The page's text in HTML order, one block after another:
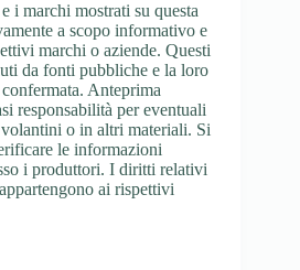
i marchi mostrati su questa
a scopo informativo e
marchi o aziende. Questi
da fonti pubbliche e la loro
Anteprima
responsabilità per eventuali
o in altri materiali. Si
le informazioni
i produttori. I diritti relativi
ai rispettivi